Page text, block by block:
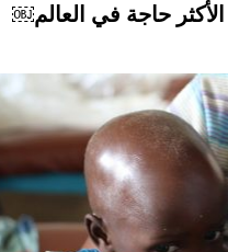
حاجة في العالم￼